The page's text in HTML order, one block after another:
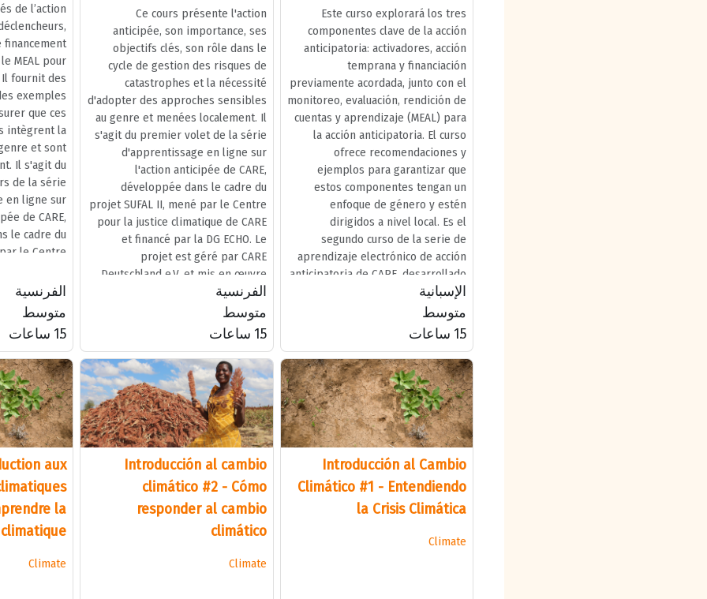
Este curso explorará los tres
componentes clave de la acción
anticipatoria: activadores, acción
temprana y financiación
previamente acordada, junto con el
monitoreo, evaluación, rendición de
cuentas y aprendizaje (MEAL) para
la acción anticipatoria. El curso
ofrece recomendaciones y
ejemplos para garantizar que
estos componentes tengan un
enfoque de género y estén
dirigidos a nivel local. Es el
segundo curso de la serie de
aprendizaje electrónico de acción
anticipatoria de CARE, desarrollado
en el marco del proyecto SUFAL II,
dirigido por el Centro de Justicia
Climática de CARE y financiado por
DG ECHO.
الإسبانية
متوسط
1.5 ساعات
Ce cours présente l'action
anticipée, son importance, ses
objectifs clés, son rôle dans le
cycle de gestion des risques de
catastrophes et la nécessité
d'adopter des approches sensibles
au genre et menées localement. Il
s'agit du premier volet de la série
d'apprentissage en ligne sur
l'action anticipée de CARE,
développée dans le cadre du
projet SUFAL II, mené par le Centre
pour la justice climatique de CARE
et financé par la DG ECHO. Le
projet est géré par CARE
Deutschland e.V. et mis en œuvre
par CARE Bangladesh en tant
qu'agence principale.
الفرنسية
متوسط
1.5 ساعات
de l’action
financement
MEAL pour
Il fournit des
exemples
que ces
intègrent la
et sont
Il s'agit du
de la série
en ligne sur
de CARE,
le cadre du
le Centre
la DG ECHO.
الفرنسية
متوسط
1.5 ساعات
Introducción al Cambio
Climático #1 - Entendiendo
la Crisis Climática
Climate
Introducción al cambio
climático #2 - Cómo
responder al cambio
climático
Climate
aux
la
Climate